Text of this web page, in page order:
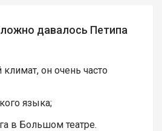
давалось Петипа
климат, он очень часто
языка;
в Большом театре.